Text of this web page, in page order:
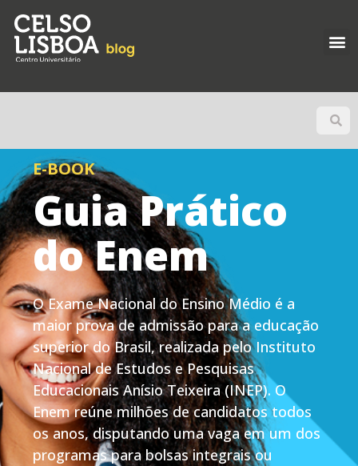
E-BOOK
Guia Prático
do Enem
O Exame Nacional do Ensino Médio é a
maior prova de admissão para a educação
superior do Brasil, realizada pelo Instituto
Nacional de Estudos e Pesquisas
Educacionais Anísio Teixeira (INEP). O
Enem reúne milhões de candidatos todos
os anos, disputando uma vaga em um dos
programas para bolsas integrais ou